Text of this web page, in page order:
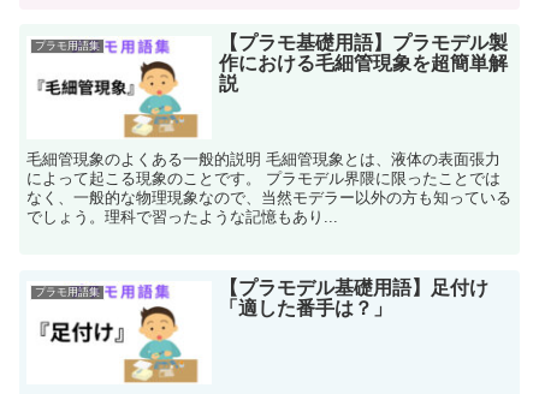
プラモ用語集
【プラモ基礎用語】プラモデル製
作における毛細管現象を超簡単解
説
毛細管現象のよくある一般的説明 毛細管現象とは、液体の表面張力
によって起こる現象のことです。 プラモデル界隈に限ったことでは
なく、一般的な物理現象なので、当然モデラー以外の方も知っている
でしょう。理科で習ったような記憶もあり...
プラモ用語集
【プラモデル基礎用語】足付け
「適した番手は？」